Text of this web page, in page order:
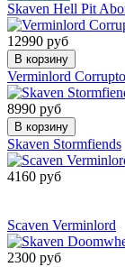
Skaven Hell Pit
12990 руб
В корзину
Verminlord
8990 руб
В корзину
Skaven Stormfiends
4160 руб
Scaven Verminlord
2300 руб